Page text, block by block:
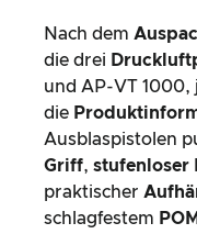
Nach dem
die drei
und AP-VT 1000,
die
Ausblaspistolen
Griff, stufenloser
praktischer
schlagfestem